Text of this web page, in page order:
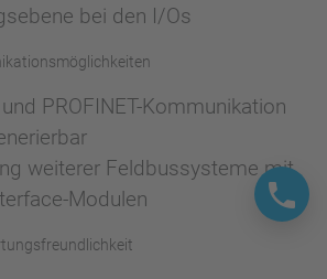
bei den I/Os
und PROFINET-Kommunikation
weiterer Feldbussysteme mit
Modulen